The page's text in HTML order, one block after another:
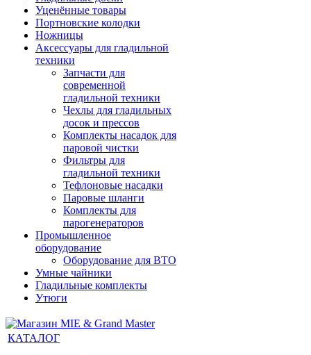
Уценённые товары
Портновские колодки
Ножницы
Аксессуары для гладильной
техники
Запчасти для
современной
гладильной техники
Чехлы для гладильных
досок и прессов
Комплекты насадок для
паровой чистки
Фильтры для
гладильной техники
Тефлоновые насадки
Паровые шланги
Комплекты для
парогенераторов
Промышленное
оборудование
Оборудование для ВТО
Умные чайники
Гладильные комплекты
Утюги
КАТАЛОГ